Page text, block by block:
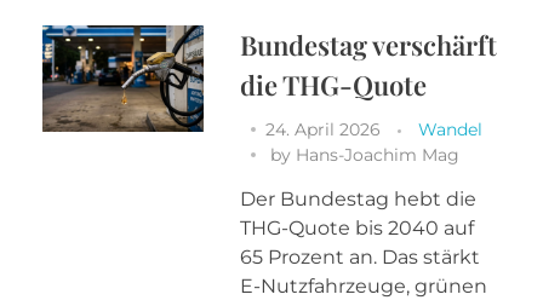
Bundestag verschärft
die THG-Quote
24. April 2026
Wandel
by Hans-Joachim Mag
Der Bundestag hebt die
THG-Quote bis 2040 auf
65 Prozent an. Das stärkt
E-Nutzfahrzeuge, grünen